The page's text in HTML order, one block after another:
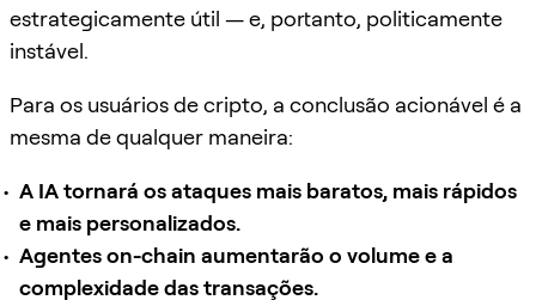
estrategicamente útil — e, portanto, politicamente
instável.
Para os usuários de cripto, a conclusão acionável é a
mesma de qualquer maneira:
A IA tornará os ataques mais baratos, mais rápidos
e mais personalizados.
Agentes on-chain aumentarão o volume e a
complexidade das transações.